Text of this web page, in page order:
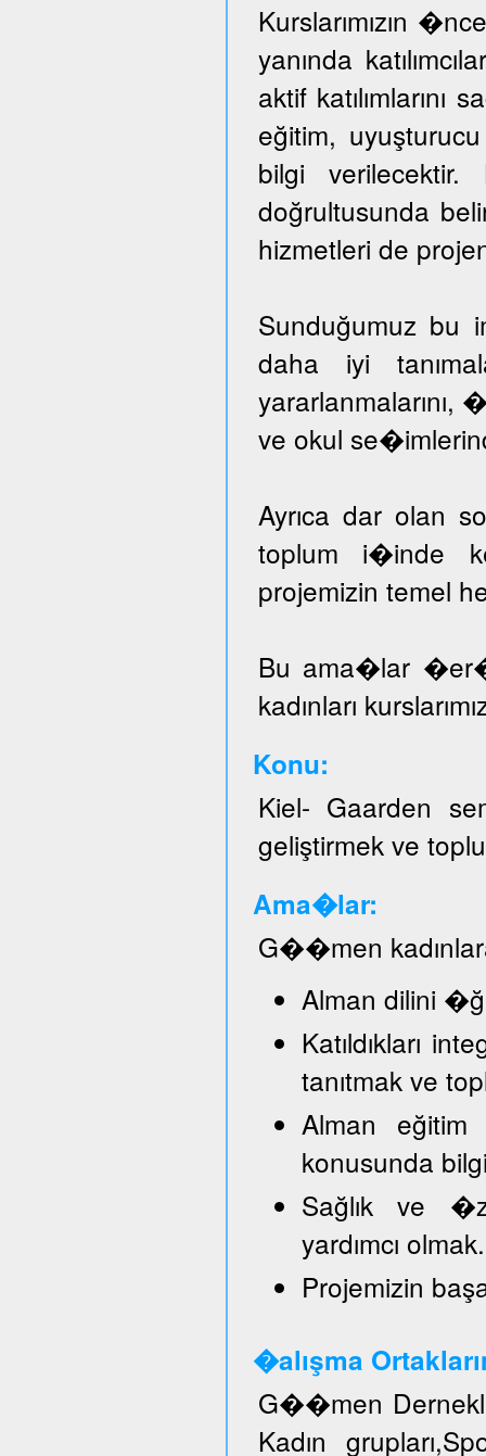
Kurslarımızın
yanında
aktif
eğitim,
bilgi verilecektir.
doğrultusunda
hizmetleri de
Sunduğumuz bu
daha iyi
yararlanmalarını,
ve okul
Ayrıca dar olan
toplum i�inde
projemizin temel
Bu ama�lar
kadınları
Konu:
Kiel- Gaarden
geliştirmek ve
Ama�lar:
G��men
Alman dilini
Katıldıkları
tanıtmak ve
Alman
konusunda
Sağlık ve
yardımcı olmak.
Projemizin
�alışma
G��men
Kadın